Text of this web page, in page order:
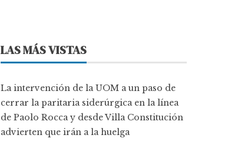
LAS MÁS VISTAS
La intervención de la UOM a un paso de
cerrar la paritaria siderúrgica en la línea
de Paolo Rocca y desde Villa Constitución
advierten que irán a la huelga